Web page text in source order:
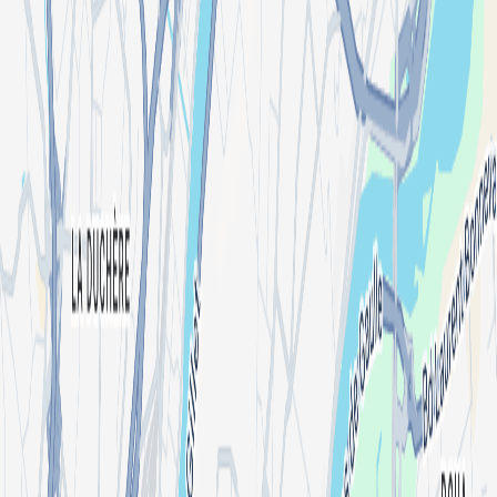
LA PENTE
14 Montée des Carmélites, 69001 Lyon, France
Bilhetes
Descrição
EQUINOXE présente VINYL ONLY SESSION
Bienvenu.e dans
cet événement dédié aux vinyles ! Au programme :
L'APREM :
👉
Une masterclass sur le fonctionnement des platines vinyl pour
comprendre tous leurs secrets ! Gérer vos poids, entretenir choisir
vos cellules, entretien... Que de bonnes astuces pour être le meilleur
ami de votre matoss
👉 Un atelier d'initiation au mix sur platines
vinyles pour s'essayer et s'entrainer avec vos vinyls ou une selecta
sur place.
👉 Un pop up store avec les créations de la talentueuses
Zoé Chavanne (
https://www.instagram.com/zoe.chavanne/) LE
SOIR :
👉 Et évidemment, on conclut cette journée en dansant sur
les des DJ Sets de nos invités
LINE UP
Callbacksami b2b Byche
👉
https://www.instagram.com/callbacksami/ 👉